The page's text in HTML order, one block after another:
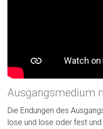
Ausgangsmedium
Die Endungen des
lose und lose oder fest